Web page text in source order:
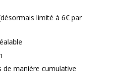
limité à 6€ par
de manière cumulative